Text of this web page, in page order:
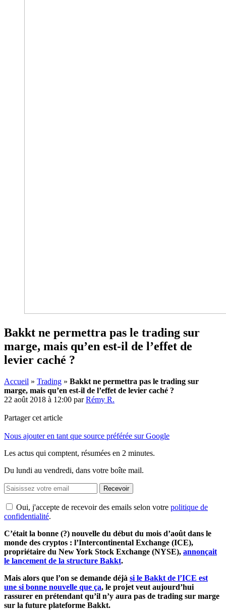
Bakkt ne permettra pas le trading sur
marge, mais qu’en est-il de l’effet de
levier caché ?
Accueil » Trading » Bakkt ne permettra pas le trading sur
marge, mais qu’en est-il de l’effet de levier caché ?
22 août 2018 à 12:00 parRémy R.
Partager cet article
Nous ajouter en tant que source préférée sur Google
Les actus qui comptent, résumées en 2 minutes.
Du lundi au vendredi, dans votre boîte mail.
Recevoir
Oui, j'accepte de recevoir des emails selon votre politique de
confidentialité.
C’était la bonne (?) nouvelle du début du mois d’août dans le
monde des cryptos : l’Intercontinental Exchange (ICE),
propriétaire du New York Stock Exchange (NYSE), annonçait
le lancement de la structure Bakkt.
Mais alors que l’on se demande déjà si le Bakkt de l’ICE est
une si bonne nouvelle que ça, le projet veut aujourd’hui
rassurer en prétendant qu’il n’y aura pas de trading sur marge
sur la future plateforme Bakkt.